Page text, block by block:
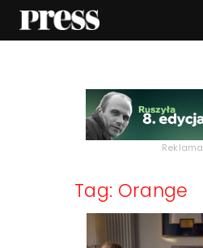
Reklama
Tag: Orange